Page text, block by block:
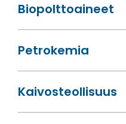
Bio­polttoaineet
Petrokemia
Kaivos­teollisuus